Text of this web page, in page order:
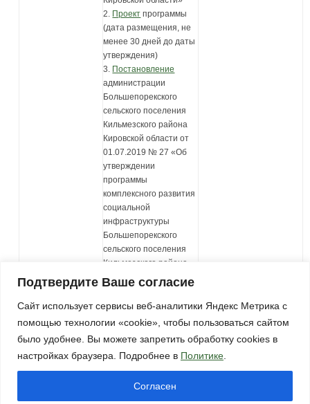
Подтвердите Ваше согласие
Сайт использует сервисы веб-аналитики Яндекс Метрика с
помощью технологии «cookie», чтобы пользоваться сайтом
было удобнее. Вы можете запретить обработку cookies в
настройках браузера. Подробнее в Политике
Согласен
2. Проект программы
(дата размещения, не
менее 30 дней до даты
утверждения)
3. Постановление
администрации
Большепорекского
сельского поселения
Кильмезского района
Кировской области от
01.07.2019 № 27 «Об
утверждении
программы
комплексного развития
социальной
инфраструктуры
Большепорекского
сельского поселения
Кильмезского района
Кировской области»
© 2013 Администрация МО Паскинское сельское поселение
Кильмезского района Кировской области